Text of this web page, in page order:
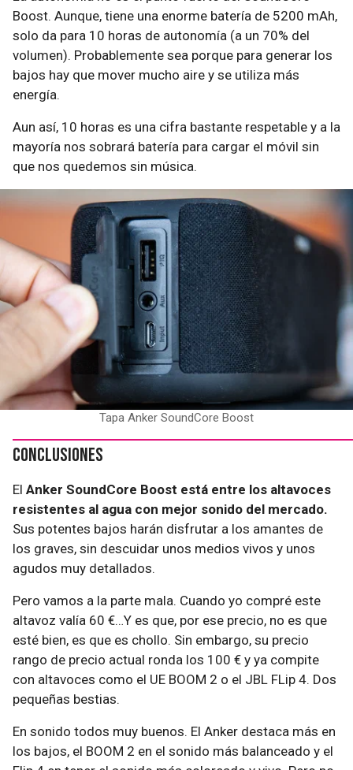
Boost. Aunque, tiene una enorme batería de 5200 mAh,
solo da para 10 horas de autonomía (a un 70% del
volumen). Probablemente sea porque para generar los
bajos hay que mover mucho aire y se utiliza más
energía.
Aun así, 10 horas es una cifra bastante respetable y a la
mayoría nos sobrará batería para cargar el móvil sin
que nos quedemos sin música.
Tapa Anker SoundCore Boost
Conclusiones
El Anker SoundCore Boost está entre los altavoces
resistentes al agua con mejor sonido del mercado.
Sus potentes bajos harán disfrutar a los amantes de
los graves, sin descuidar unos medios vivos y unos
agudos muy detallados.
Pero vamos a la parte mala. Cuando yo compré este
altavoz valía 60 €…Y es que, por ese precio, no es que
esté bien, es que es chollo. Sin embargo, su precio
rango de precio actual ronda los 100 € y ya compite
con altavoces como el UE BOOM 2 o el JBL FLip 4. Dos
pequeñas bestias.
En sonido todos muy buenos. El Anker destaca más en
los bajos, el BOOM 2 en el sonido más balanceado y el